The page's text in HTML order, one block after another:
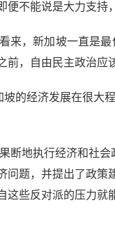
不能说是大力支持
，新加坡一直是最
，自由民主政治应
经济发展在很大程
地执行经济和社会
问题，并提出了政
这些反对派的压力